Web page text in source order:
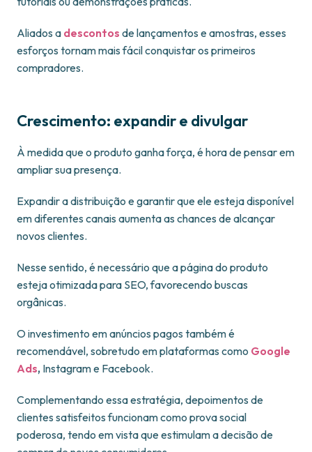
Aliados a descontos de lançamentos e amostras, esses
esforços tornam mais fácil conquistar os primeiros
compradores.
Crescimento: expandir e divulgar
À medida que o produto ganha força, é hora de pensar em
ampliar sua presença.
Expandir a distribuição e garantir que ele esteja disponível
em diferentes canais aumenta as chances de alcançar
novos clientes.
Nesse sentido, é necessário que a página do produto
esteja otimizada para SEO, favorecendo buscas
orgânicas.
O investimento em anúncios pagos também é
recomendável, sobretudo em plataformas como Google
Ads, Instagram e Facebook.
Complementando essa estratégia, depoimentos de
clientes satisfeitos funcionam como prova social
poderosa, tendo em vista que estimulam a decisão de